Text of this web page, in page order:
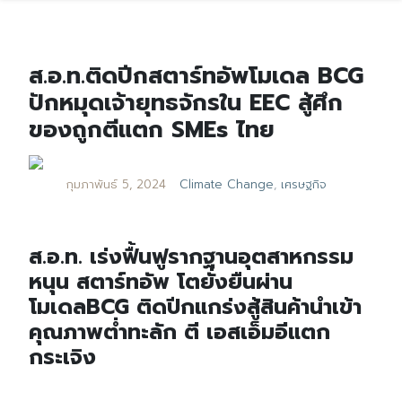
ส.อ.ท.ติดปีกสตาร์ทอัพโมเดล BCG
ปักหมุดเจ้ายุทธจักรใน EEC สู้ศึก
ของถูกตีแตก SMEs ไทย
กุมภาพันธ์ 5, 2024 Climate Change, เศรษฐกิจ
ส.อ.ท. เร่งฟื้นฟูรากฐานอุตสาหกรรม
หนุน สตาร์ทอัพ โตยั่งยืนผ่าน
โมเดลBCG ติดปีกแกร่งสู้สินค้านำเข้า
คุณภาพต่ำทะลัก ตี เอสเอ็มอีแตก
กระเจิง